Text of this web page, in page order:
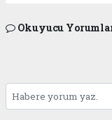
Okuyucu